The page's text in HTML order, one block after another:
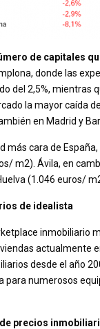
de capitales
donde las
del 2,5%, mientras
la mayor caída
en Madrid y
más cara de
m2). Ávila, en
(1.046 euros/
de idealista
inmobiliario
actualmente
desde el año
para numerosos
precios